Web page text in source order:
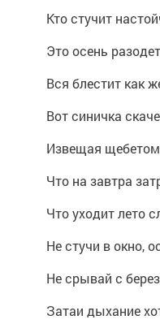
Кто стучит
Это осень
Вся блестит как
Вот синичка
Извещая
Что на завтра
Что уходит лето
Не стучи в окно,
Не срывай с
Затаи дыхание